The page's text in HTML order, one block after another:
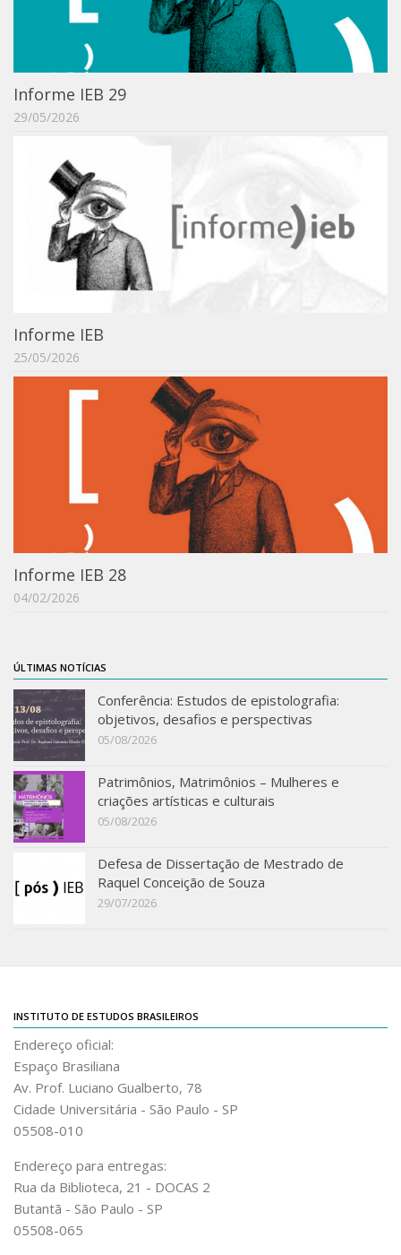
Informe IEB 29
29/05/2026
Informe IEB
25/05/2026
Informe IEB 28
04/02/2026
ÚLTIMAS NOTÍCIAS
Conferência: Estudos de epistolografia:
objetivos, desafios e perspectivas
05/08/2026
Patrimônios, Matrimônios – Mulheres e
criações artísticas e culturais
05/08/2026
Defesa de Dissertação de Mestrado de
Raquel Conceição de Souza
29/07/2026
INSTITUTO DE ESTUDOS BRASILEIROS
Endereço oficial:
Espaço Brasiliana
Av. Prof. Luciano Gualberto, 78
Cidade Universitária - São Paulo - SP
05508-010
Endereço para entregas:
Rua da Biblioteca, 21 - DOCAS 2
Butantã - São Paulo - SP
05508-065